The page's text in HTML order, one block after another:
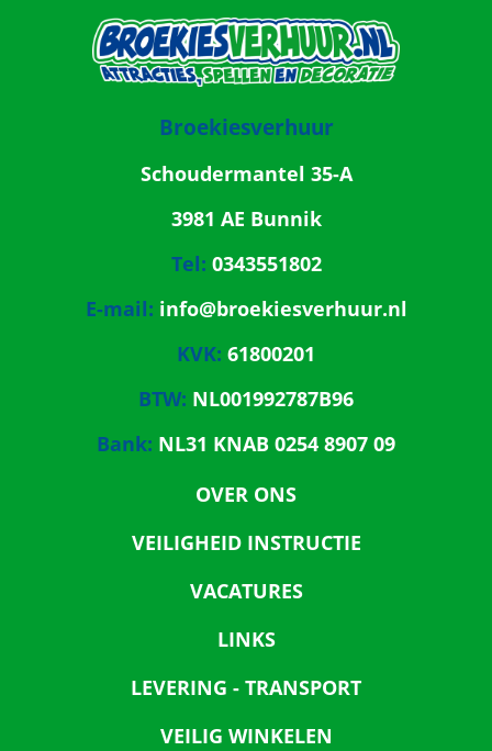
Broekiesverhuur
Schoudermantel 35-A
3981 AE Bunnik
Tel: 0343551802
E-mail: info@broekiesverhuur.nl
KVK: 61800201
BTW: NL001992787B96
Bank: NL31 KNAB 0254 8907 09
OVER ONS
VEILIGHEID INSTRUCTIE
VACATURES
LINKS
LEVERING - TRANSPORT
VEILIG WINKELEN